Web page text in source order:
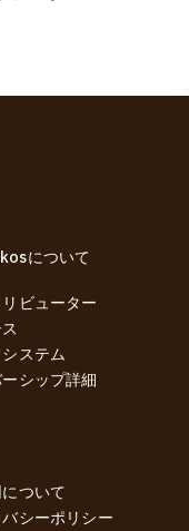
について
ビューター
ステム
シップ詳細
ついて
シーポリシー